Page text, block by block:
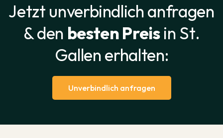
Jetzt unverbindlich anfragen
& den besten Preisin St.
Gallen erhalten:
Unverbindlich anfragen